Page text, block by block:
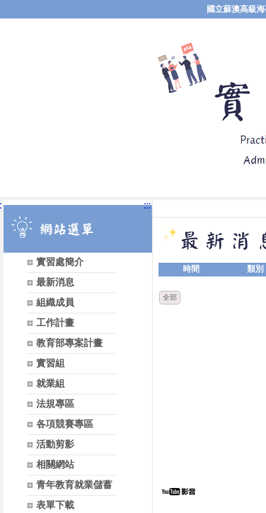
國立蘇澳高級
實習處簡介
最新消息
組織成員
工作計畫
教育部專案計畫
實習組
就業組
法規專區
各項競賽專區
活動剪影
相關網站
青年教育就業儲蓄
表單下載
:::
時間 類別
全部